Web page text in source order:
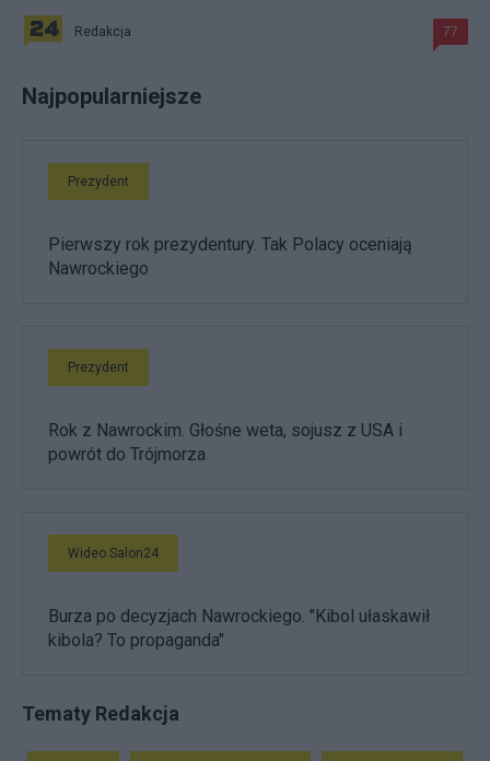
Redakcja 77
Najpopularniejsze
Prezydent
Pierwszy rok prezydentury. Tak Polacy oceniają
Nawrockiego
Prezydent
Rok z Nawrockim. Głośne weta, sojusz z USA i
powrót do Trójmorza
Wideo Salon24
Burza po decyzjach Nawrockiego. "Kibol ułaskawił
kibola? To propaganda"
Tematy Redakcja